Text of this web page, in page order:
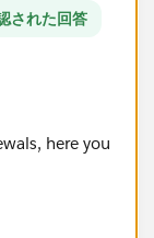
された回答
here you